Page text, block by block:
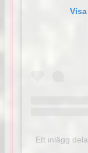
Ett inlägg